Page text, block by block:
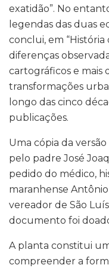
exatidão”. No
legendas das duas
conclui, em “História
diferenças
cartográficos e mais
transformações
longo das cinco
publicações.
Uma cópia da
pelo padre José
pedido do médico,
maranhense
vereador de São
documento foi
A planta constitui
compreender a